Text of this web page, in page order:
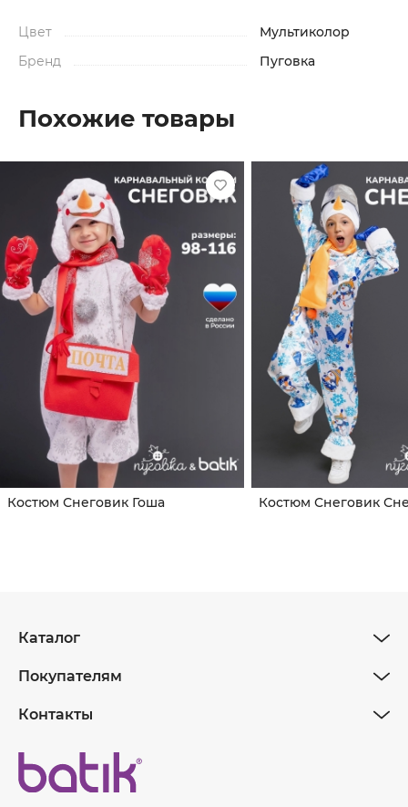
Цвет
Мультиколор
Бренд
Пуговка
Похожие товары
Костюм Снеговик Гоша Костюм Снеговик
Каталог
Покупателям
Контакты